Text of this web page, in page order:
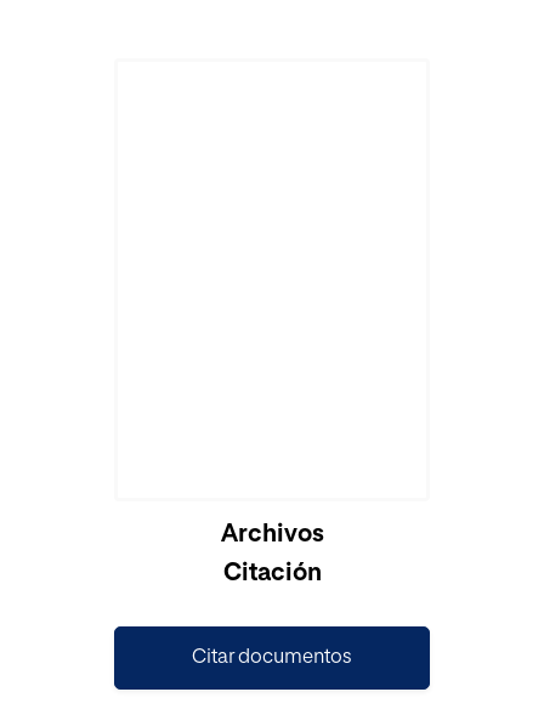
Archivos
Citación
Citar documentos